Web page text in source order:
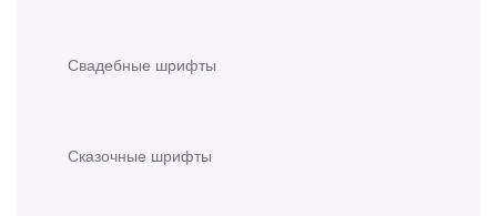
Свадебные шрифты
Сказочные шрифты